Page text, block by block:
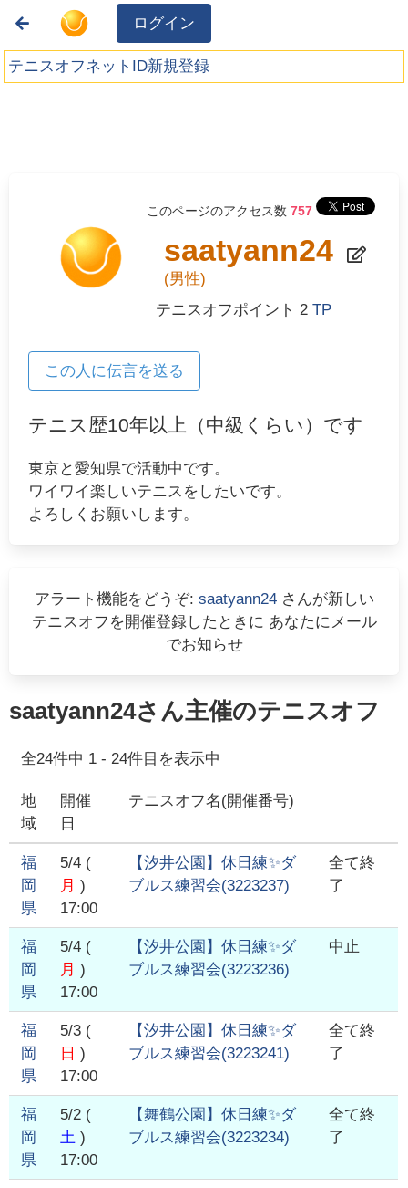
ログイン
テニスオフネットID新規登録
このページのアクセス数757
saatyann24
(男性)
テニスオフポイント2 TP
この人に伝言を送る
テニス歴10年以上（中級くらい）です
東京と愛知県で活動中です。
ワイワイ楽しいテニスをしたいです。
よろしくお願いします。
アラート機能をどうぞ: saatyann24さんが新しい
テニスオフを開催登録したときに あなたにメール
でお知らせ
saatyann24さん主催のテニスオフ
全24件中 1- 24件目を表示中
地
域
開催
日
テニスオフ名(開催番号)
福
岡
県
5/4(
月 )
17:00
【汐井公園】休日練✨ダ
ブルス練習会(3223237)
全て終
了
福
岡
県
5/4(
月 )
17:00
【汐井公園】休日練✨ダ
ブルス練習会(3223236)
中止
福
岡
県
5/3(
日 )
17:00
【汐井公園】休日練✨ダ
ブルス練習会(3223241)
全て終
了
福
岡
県
5/2(
土 )
17:00
【舞鶴公園】休日練✨ダ
ブルス練習会(3223234)
全て終
了